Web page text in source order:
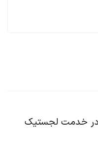
خدمت لجستیک